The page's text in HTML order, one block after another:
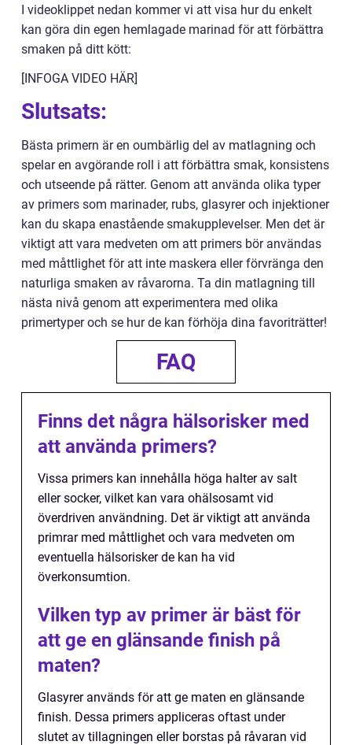
I videoklippet nedan kommer vi att visa hur du enkelt
kan göra din egen hemlagade marinad för att förbättra
smaken på ditt kött:
[INFOGA VIDEO HÄR]
Slutsats:
Bästa primern är en oumbärlig del av matlagning och
spelar en avgörande roll i att förbättra smak, konsistens
och utseende på rätter. Genom att använda olika typer
av primers som marinader, rubs, glasyrer och injektioner
kan du skapa enastående smakupplevelser. Men det är
viktigt att vara medveten om att primers bör användas
med måttlighet för att inte maskera eller förvränga den
naturliga smaken av råvarorna. Ta din matlagning till
nästa nivå genom att experimentera med olika
primertyper och se hur de kan förhöja dina favoriträtter!
FAQ
Finns det några hälsorisker med
att använda primers?
Vissa primers kan innehålla höga halter av salt
eller socker, vilket kan vara ohälsosamt vid
överdriven användning. Det är viktigt att använda
primrar med måttlighet och vara medveten om
eventuella hälsorisker de kan ha vid
överkonsumtion.
Vilken typ av primer är bäst för
att ge en glänsande finish på
maten?
Glasyrer används för att ge maten en glänsande
finish. Dessa primers appliceras oftast under
slutet av tillagningen eller borstas på råvaran vid